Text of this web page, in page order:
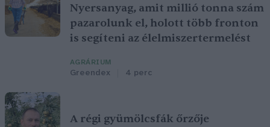
Nyersanyag, amit millió tonna szám
pazarolunk el, holott több fronton
is segíteni az élelmiszertermelést
AGRÁRIUM
Greendex 4 perc
A régi gyümölcsfák őrzője